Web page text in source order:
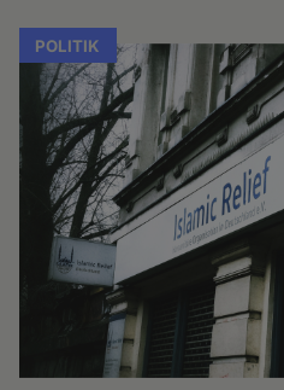
POLITIK